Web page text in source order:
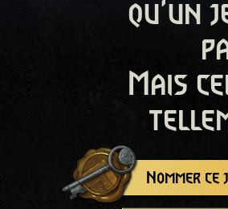
qu'un
Mais
Nommer